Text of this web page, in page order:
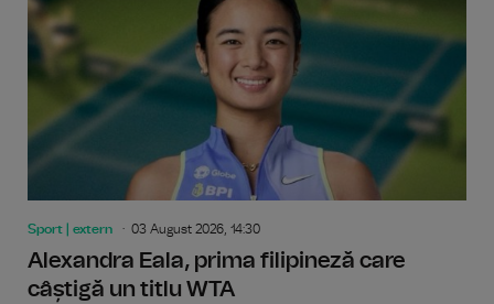
Sport | extern 03 August 2026, 14:30
Alexandra Eala, prima filipineză care
câștigă un titlu WTA